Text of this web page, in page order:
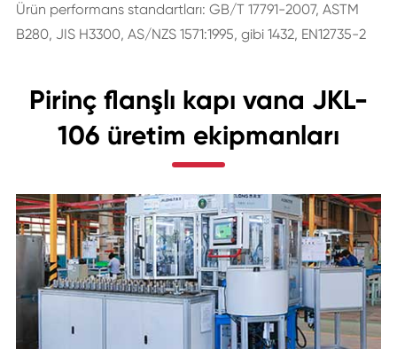
Ürün performans standartları: GB/T 17791-2007, ASTM
B280, JIS H3300, AS/NZS 1571:1995, gibi 1432, EN12735-2
Pirinç flanşlı kapı vana JKL-
106 üretim ekipmanları